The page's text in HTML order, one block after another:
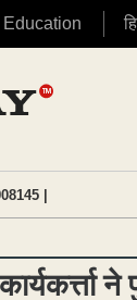
Education
|
ने